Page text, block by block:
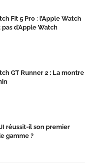
Fit 5 Pro : l’Apple Watch
d’Apple Watch
GT Runner 2 : La montre
réussit-il son premier
gamme ?